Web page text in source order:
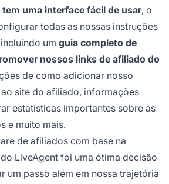
tem uma interface fácil de usar, o
todas as nossas instruções
um guia completo de
nossos links de afiliado do
de como adicionar nosso
site do afiliado, informações
estatísticas importantes sobre as
e muito mais.
de afiliados com base na
LiveAgent foi uma ótima decisão
um passo além em nossa trajetória